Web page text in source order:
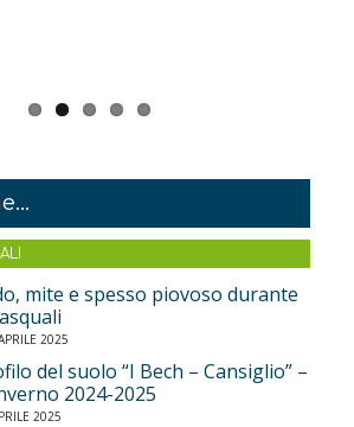
mite e spesso piovoso durante
2025
del suolo “I Bech – Cansiglio” –
2024-2025
2025